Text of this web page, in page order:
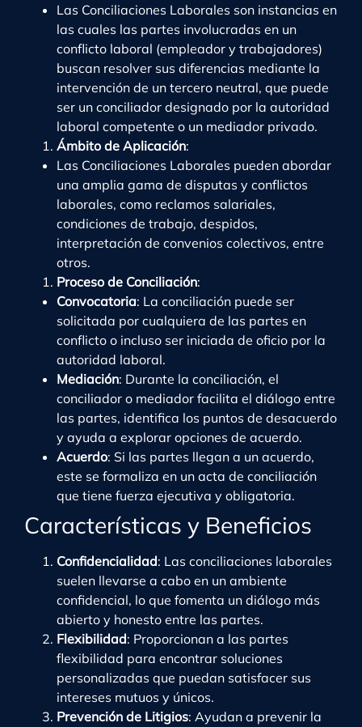
Las Conciliaciones Laborales son instancias en
las cuales las partes involucradas en un
conflicto laboral (empleador y trabajadores)
buscan resolver sus diferencias mediante la
intervención de un tercero neutral, que puede
ser un conciliador designado por la autoridad
laboral competente o un mediador privado.
Ámbito de Aplicación:
Las Conciliaciones Laborales pueden abordar
una amplia gama de disputas y conflictos
laborales, como reclamos salariales,
condiciones de trabajo, despidos,
interpretación de convenios colectivos, entre
otros.
Proceso de Conciliación:
Convocatoria: La conciliación puede ser
solicitada por cualquiera de las partes en
conflicto o incluso ser iniciada de oficio por la
autoridad laboral.
Mediación: Durante la conciliación, el
conciliador o mediador facilita el diálogo entre
las partes, identifica los puntos de desacuerdo
y ayuda a explorar opciones de acuerdo.
Acuerdo: Si las partes llegan a un acuerdo,
este se formaliza en un acta de conciliación
que tiene fuerza ejecutiva y obligatoria.
Características y Beneficios
Confidencialidad: Las conciliaciones laborales
suelen llevarse a cabo en un ambiente
confidencial, lo que fomenta un diálogo más
abierto y honesto entre las partes.
Flexibilidad: Proporcionan a las partes
flexibilidad para encontrar soluciones
personalizadas que puedan satisfacer sus
intereses mutuos y únicos.
Prevención de Litigios: Ayudan a prevenir la